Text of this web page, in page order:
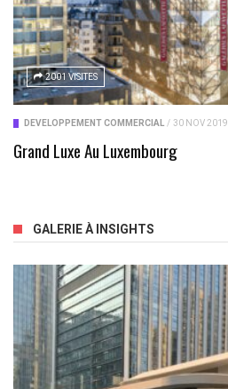
2001 VISITES
DÉVELOPPEMENT COMMERCIAL / 30 NOV 2019
Grand Luxe Au Luxembourg
GALERIE À INSIGHTS